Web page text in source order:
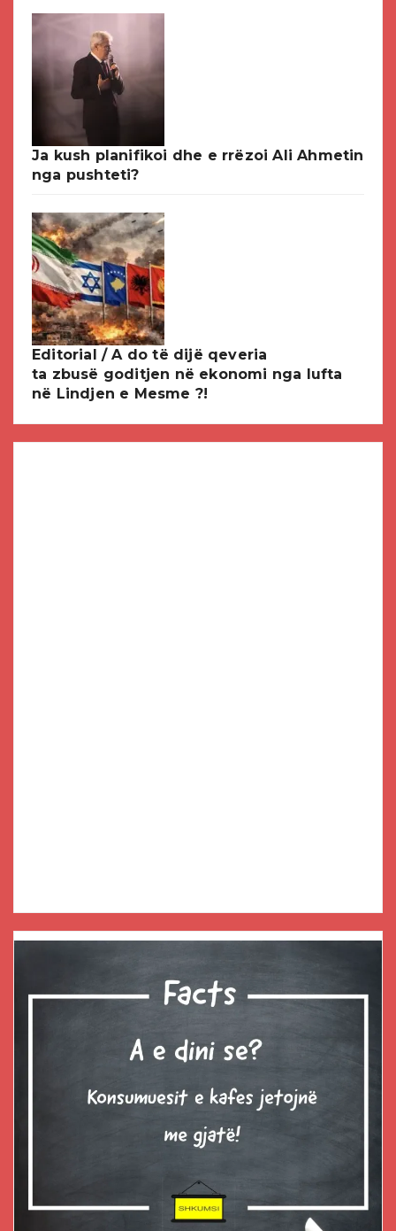
Ja kush planifikoi dhe e rrëzoi Ali Ahmetin
nga pushteti?
Editorial / A do të dijë qeveria
ta zbusë goditjen në ekonomi nga lufta
në Lindjen e Mesme ?!